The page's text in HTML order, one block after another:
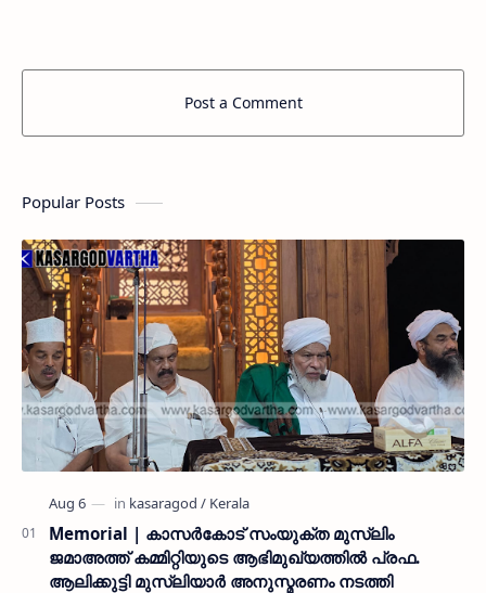
Post a Comment
Popular Posts
Memorial | കാസർകോട് സംയുക്ത മുസ്ലിം
ജമാഅത്ത് കമ്മിറ്റിയുടെ ആഭിമുഖ്യത്തിൽ പ്രഫ.
ആലിക്കുട്ടി മുസ്ലിയാർ അനുസ്മരണം നടത്തി